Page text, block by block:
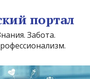
портал
Забота.